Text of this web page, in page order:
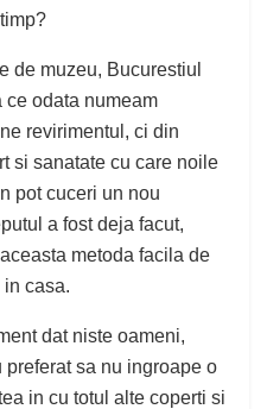
de muzeu, Bucurestiul
ce odata numeam
revirimentul, ci din
si sanatate cu care noile
pot cuceri un nou
a fost deja facut,
metoda facila de
casa.
dat niste oameni,
sa nu ingroape o
in cu totul alte coperti si